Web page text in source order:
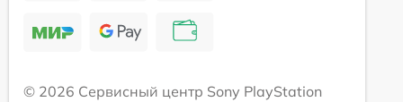
© 2026 Сервисный центр Sony PlayStation